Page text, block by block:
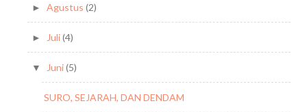
► Agustus (2)
► Juli(4)
▼ Juni(5)
SURO, SEJARAH, DAN DENDAM